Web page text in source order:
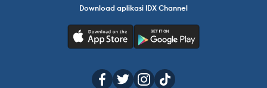
Download aplikasi IDX Channel